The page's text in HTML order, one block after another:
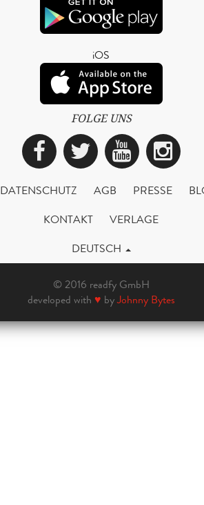
iOS
FOLGE UNS
Facebook
Twitter
DATENSCHUTZ AGB PRESSE
KONTAKT
VERLAGE
DEUTSCH
© 2016 readfy GmbH
developed with ♥ byJohnny Bytes